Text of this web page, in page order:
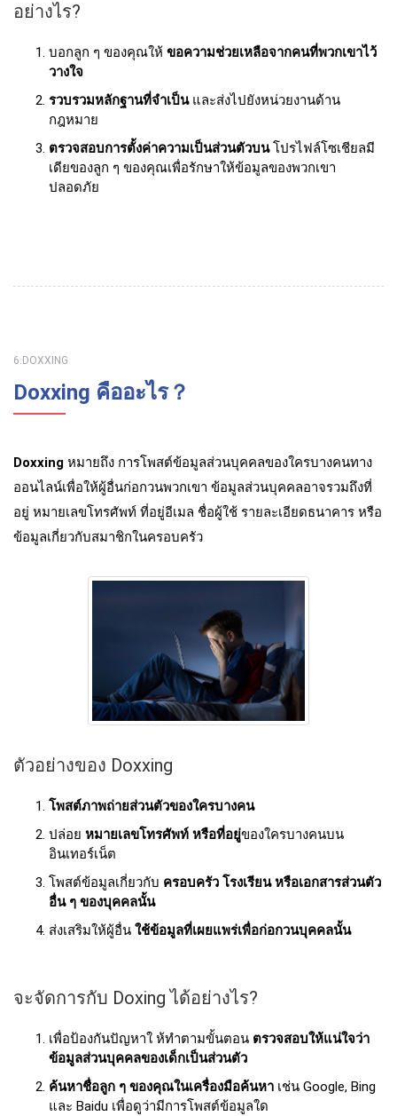
อย่างไร?
บอกลูก ๆ ของคุณให้ ขอความช่วยเหลือจากคนที่พวกเขาไว้
วางใจ
รวบรวมหลักฐานที่จําเป็นและส่งไปยังหน่วยงานด้าน
กฎหมาย
ตรวจสอบการตั้งค่าความเป็นส่วนตัวบนโปรไฟล์โซเชียลมี
เดียของลูก ๆ ของคุณเพื่อรักษาให้ข้อมูลของพวกเขา
ปลอดภัย
6.DOXXING
Doxxing คืออะไร？
Doxxing หมายถึง การโพสต์ข้อมูลส่วนบุคคลของใครบางคนทาง
ออนไลน์เพื่อให้ผู้อื่นก่อกวนพวกเขา ข้อมูลส่วนบุคคลอาจรวมถึงที่
อยู่ หมายเลขโทรศัพท์ ที่อยู่อีเมล ชื่อผู้ใช้ รายละเอียดธนาคาร หรือ
ข้อมูลเกี่ยวกับสมาชิกในครอบครัว
ตัวอย่างของ Doxxing
โพสต์ภาพถ่ายส่วนตัวของใครบางคน
ปล่อย หมายเลขโทรศัพท์ หรือที่อยู่ของใครบางคนบน
อินเทอร์เน็ต
โพสต์ข้อมูลเกี่ยวกับ ครอบครัว โรงเรียน หรือเอกสารส่วนตัว
อื่น ๆ ของบุคคลนั้น
ส่งเสริมให้ผู้อื่น ใช้ข้อมูลที่เผยแพร่เพื่อก่อกวนบุคคลนั้น
จะจัดการกับ Doxing ได้อย่างไร?
เพื่อป้องกันปัญหาใ ห้ทําตามขั้นตอน ตรวจสอบให้แน่ใจว่า
ข้อมูลส่วนบุคคลของเด็กเป็นส่วนตัว
ค้นหาชื่อลูก ๆ ของคุณในเครื่องมือค้นหา เช่น Google, Bing
และ Baidu เพื่อดูว่ามีการโพสต์ข้อมูลใด